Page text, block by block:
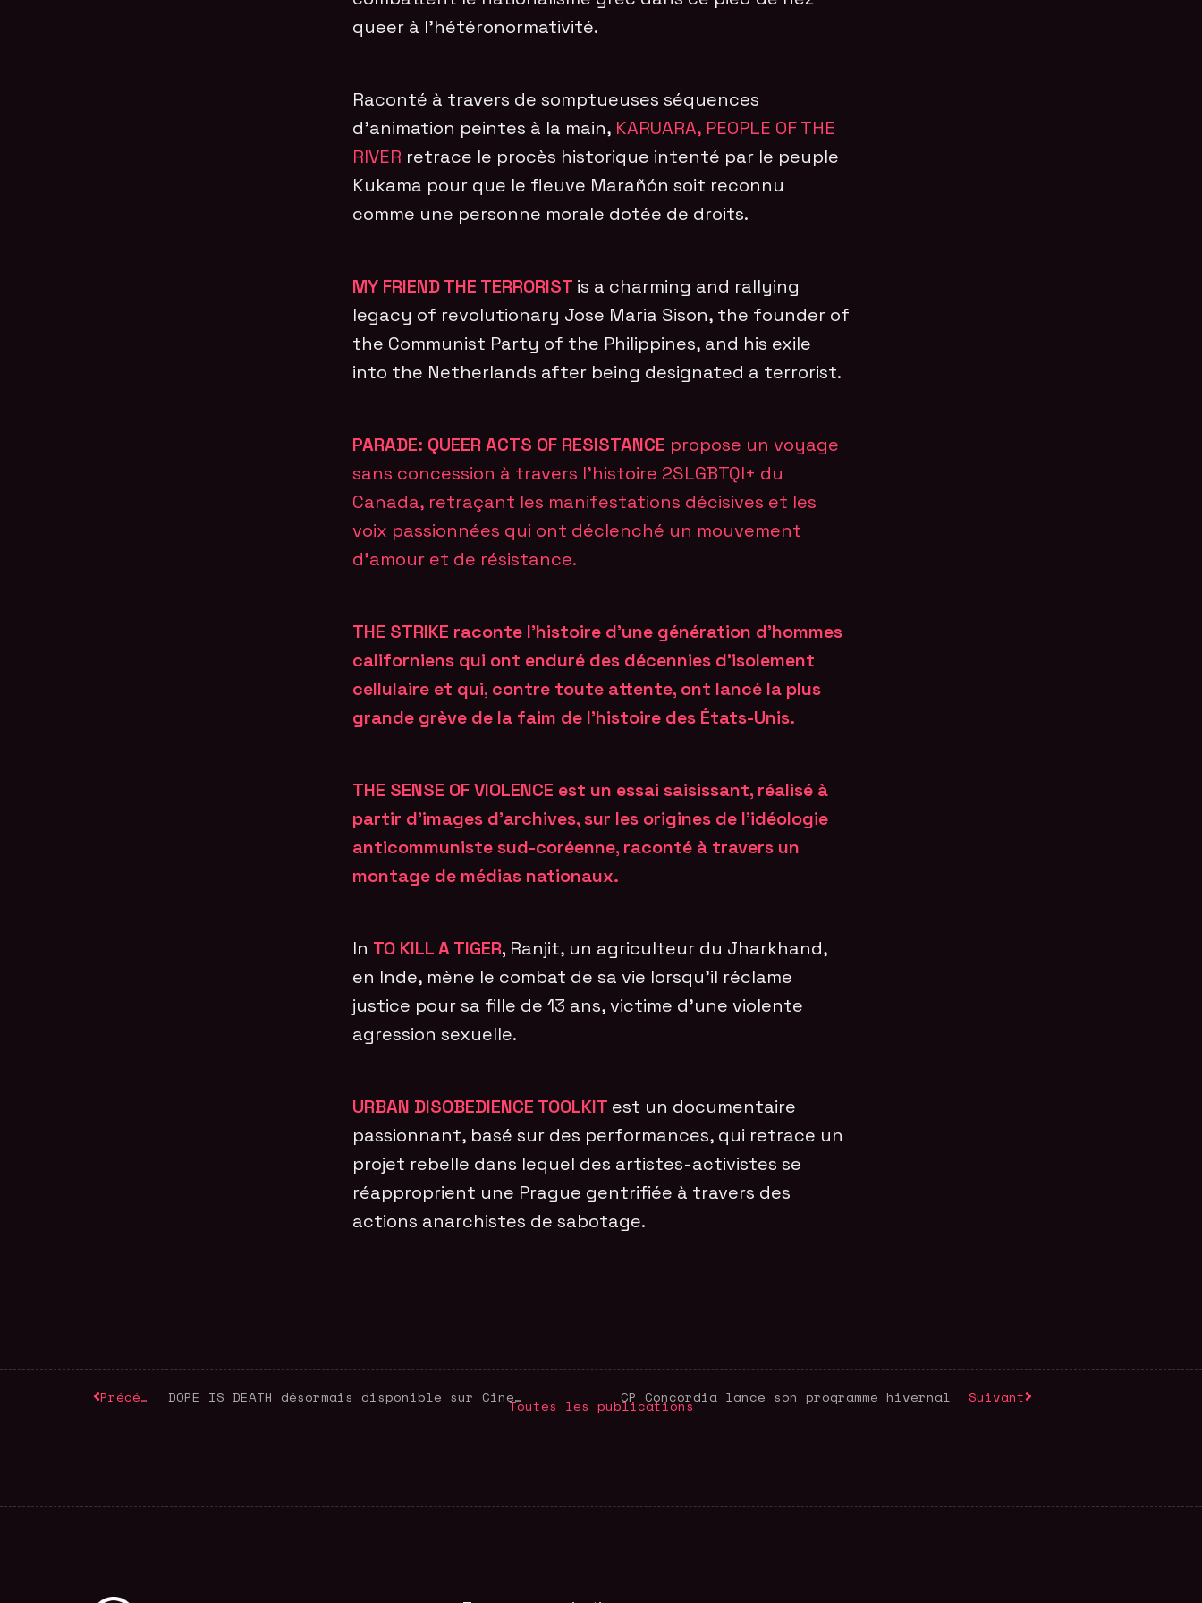
queer à l’hétéronormativité.
Raconté à travers de somptueuses séquences
d’animation peintes à la main, KARUARA, PEOPLE OF THE
RIVER retrace le procès historique intenté par le peuple
Kukama pour que le fleuve Marañón soit reconnu
comme une personne morale dotée de droits.
MY FRIEND THE TERRORIST is a charming and rallying
legacy of revolutionary Jose Maria Sison, the founder of
the Communist Party of the Philippines, and his exile
into the Netherlands after being designated a terrorist.
PARADE: QUEER ACTS OF RESISTANCE propose un voyage
sans concession à travers l’histoire 2SLGBTQI+ du
Canada, retraçant les manifestations décisives et les
voix passionnées qui ont déclenché un mouvement
d’amour et de résistance.
THE STRIKE raconte l’histoire d’une génération d’hommes
californiens qui ont enduré des décennies d’isolement
cellulaire et qui, contre toute attente, ont lancé la plus
grande grève de la faim de l’histoire des États-Unis.
THE SENSE OF VIOLENCE est un essai saisissant, réalisé à
partir d’images d’archives, sur les origines de l’idéologie
anticommuniste sud-coréenne, raconté à travers un
montage de médias nationaux.
In TO KILL A TIGER, Ranjit, un agriculteur du Jharkhand,
en Inde, mène le combat de sa vie lorsqu’il réclame
justice pour sa fille de 13 ans, victime d’une violente
agression sexuelle.
URBAN DISOBEDIENCE TOOLKIT est un documentaire
passionnant, basé sur des performances, qui retrace un
projet rebelle dans lequel des artistes-activistes se
réapproprient une Prague gentrifiée à travers des
actions anarchistes de sabotage.
Précédent DOPE IS DEATH désormais disponible sur Cinema Politica On Demand Suivant
CP Concordia lance son programme hivernal
Toutes les publications